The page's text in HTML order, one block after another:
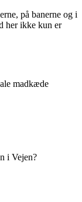
på banerne og i
her ikke kun er
madkæde
i Vejen?